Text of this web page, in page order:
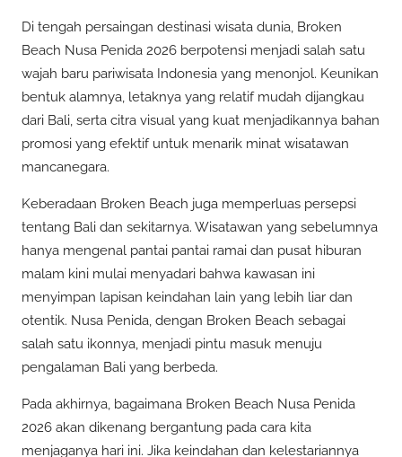
Di tengah persaingan destinasi wisata dunia, Broken
Beach Nusa Penida 2026 berpotensi menjadi salah satu
wajah baru pariwisata Indonesia yang menonjol. Keunikan
bentuk alamnya, letaknya yang relatif mudah dijangkau
dari Bali, serta citra visual yang kuat menjadikannya bahan
promosi yang efektif untuk menarik minat wisatawan
mancanegara.
Keberadaan Broken Beach juga memperluas persepsi
tentang Bali dan sekitarnya. Wisatawan yang sebelumnya
hanya mengenal pantai pantai ramai dan pusat hiburan
malam kini mulai menyadari bahwa kawasan ini
menyimpan lapisan keindahan lain yang lebih liar dan
otentik. Nusa Penida, dengan Broken Beach sebagai
salah satu ikonnya, menjadi pintu masuk menuju
pengalaman Bali yang berbeda.
Pada akhirnya, bagaimana Broken Beach Nusa Penida
2026 akan dikenang bergantung pada cara kita
menjaganya hari ini. Jika keindahan dan kelestariannya